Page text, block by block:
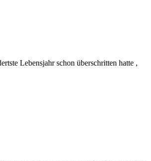
Lebensjahr schon überschritten hatte ,